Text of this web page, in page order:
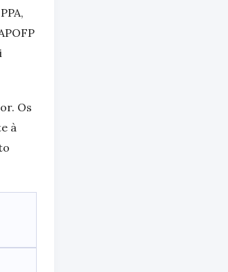
Os
à